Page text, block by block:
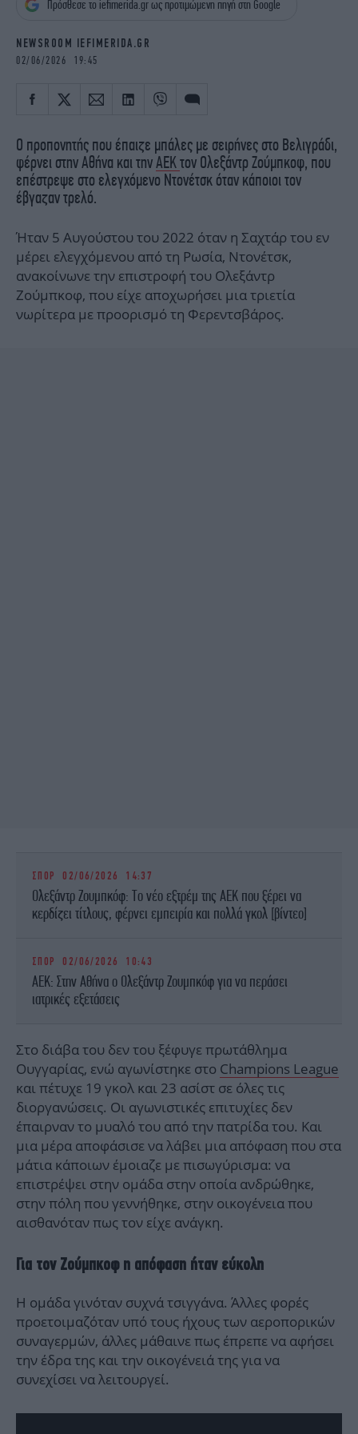
iBOOKS
ΖΩΔΙΑ
MEDIA
NEWSLETTER
Πρόσθεσε το iefimerida.gr ως προτιμώμενη πηγή στη Google
NEWSROOM IEFIMERIDA.GR
02/06/2026 19:45
Ο προπονητής που έπαιζε μπάλες με σειρήνες στο Βελιγράδι,
φέρνει στην Αθήνα και τηνΑΕΚ τον Ολεξάντρ Ζούμπκοφ, που
επέστρεψε στο ελεγχόμενο Ντονέτσκ όταν κάποιοι τον
έβγαζαν τρελό.
Ήταν 5 Αυγούστου του 2022 όταν η Σαχτάρ του εν
μέρει ελεγχόμενου από τη Ρωσία, Ντονέτσκ,
ανακοίνωνε την επιστροφή του Ολεξάντρ
Ζούμπκοφ, που είχε αποχωρήσει μια τριετία
νωρίτερα με προορισμό τη Φερεντσβάρος.
ΣΠΟΡ 02/06/2026 14:37
Ολεξάντρ Ζουμπκόφ: Το νέο εξτρέμ της ΑΕΚ που ξέρει να
κερδίζει τίτλους, φέρνει εμπειρία και πολλά γκολ [βίντεο]
ΣΠΟΡ 02/06/2026 10:43
ΑΕΚ: Στην Αθήνα ο Oλεξάντρ Ζουμπκόφ για να περάσει
ιατρικές εξετάσεις
Στο διάβα του δεν του ξέφυγε πρωτάθλημα
Ουγγαρίας, ενώ αγωνίστηκε στο Champions League
και πέτυχε 19 γκολ και 23 ασίστ σε όλες τις
διοργανώσεις. Οι αγωνιστικές επιτυχίες δεν
έπαιρναν το μυαλό του από την πατρίδα του. Και
μια μέρα αποφάσισε να λάβει μια απόφαση που στα
μάτια κάποιων έμοιαζε με πισωγύρισμα: να
επιστρέψει στην ομάδα στην οποία ανδρώθηκε,
στην πόλη που γεννήθηκε, στην οικογένεια που
αισθανόταν πως τον είχε ανάγκη.
Για τον Ζούμπκοφ η απόφαση ήταν εύκολη
Η ομάδα γινόταν συχνά τσιγγάνα. Άλλες φορές
προετοιμαζόταν υπό τους ήχους των αεροπορικών
συναγερμών, άλλες μάθαινε πως έπρεπε να αφήσει
την έδρα της και την οικογένειά της για να
συνεχίσει να λειτουργεί.